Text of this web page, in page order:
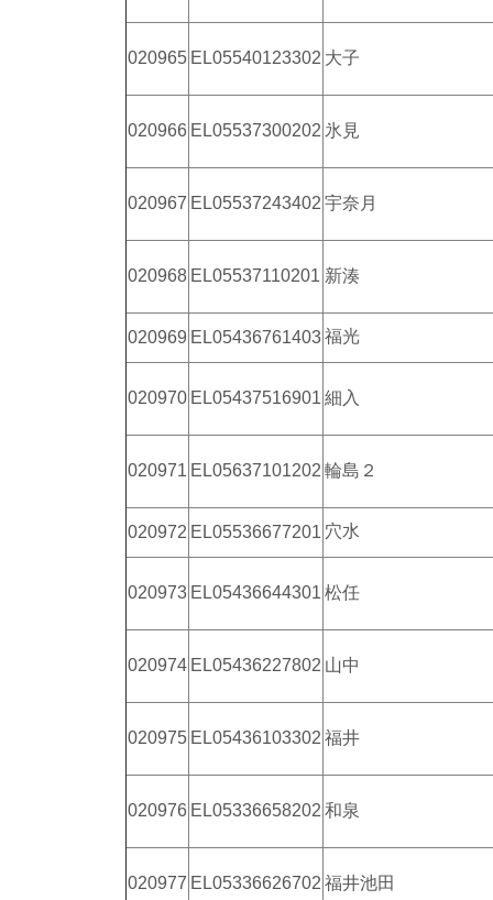
020965 EL05540123302 大子
020966 EL05537300202 氷見
020967 EL05537243402 宇奈月
020968 EL05537110201 新湊
020969 EL05436761403福光
020970 EL05437516901 細入
020971 EL05637101202 輪島２
020972 EL05536677201 穴水
020973 EL05436644301 松任
020974 EL05436227802 山中
020975 EL05436103302 福井
020976 EL05336658202 和泉
020977 EL05336626702 福井池田